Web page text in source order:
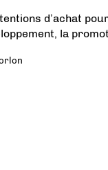
d’achat
la